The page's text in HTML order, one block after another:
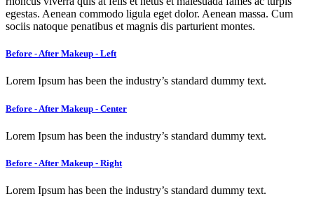
egestas. Aenean commodo ligula eget dolor. Aenean massa. Cum
sociis natoque penatibus et magnis dis parturient montes.
Before - After Makeup - Left
Lorem Ipsum has been the industry’s standard dummy text.
Before - After Makeup - Center
Lorem Ipsum has been the industry’s standard dummy text.
Before - After Makeup - Right
Lorem Ipsum has been the industry’s standard dummy text.